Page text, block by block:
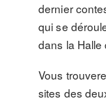
dernier
qui se
dans la Halle
Vous
sites des